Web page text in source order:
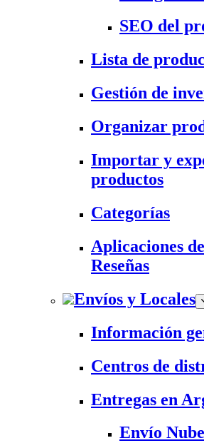
SEO del
Lista de
Gestión de
Organizar
Importar y
productos
Categorías
Aplicaciones
Reseñas
Envíos y Locales
Información
Centros de
Entregas en
Envío Nube